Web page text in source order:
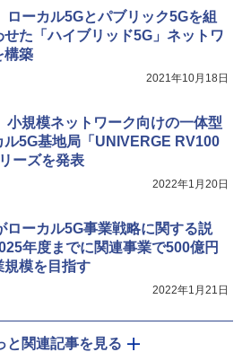
ローカル5Gとパブリック5Gを組
せた「ハイブリッド5G」ネットワ
構築
2021年10月18日
小規模ネットワーク向けの一体型
ル5G基地局「UNIVERGE RV100
ーズを発表
2022年1月20日
ローカル5G事業戦略に関する説
年度までに関連事業で500億円
規模を目指す
2022年1月21日
と関連記事を見る